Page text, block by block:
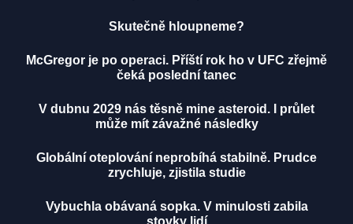
Skutečně hloupneme?
McGregor je po operaci. Příští rok ho v UFC zřejmě
čeká poslední tanec
V dubnu 2029 nás těsně mine asteroid. I průlet
může mít závažné následky
Globální oteplování neprobíhá stabilně. Prudce
zrychluje, zjistila studie
Vybuchla obávaná sopka. V minulosti zabila
stovky lidí